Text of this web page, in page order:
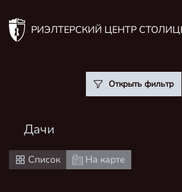
РИЭЛТЕРСКИЙ ЦЕНТР
Открыть фильтр
Дачи
Список На карте